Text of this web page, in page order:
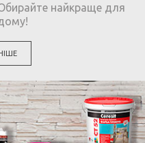
найкраще для